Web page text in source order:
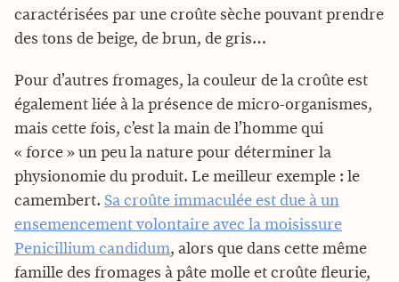
caractérisées par une croûte sèche pouvant prendre
des tons de beige, de brun, de gris…
Pour d’autres fromages, la couleur de la croûte est
également liée à la présence de micro-organismes,
mais cette fois, c’est la main de l’homme qui
« force » un peu la nature pour déterminer la
physionomie du produit. Le meilleur exemple : le
camembert. Sa croûte immaculée est due à un
ensemencement volontaire avec la moisissure
Penicillium candidum, alors que dans cette même
famille des fromages à pâte molle et croûte fleurie,